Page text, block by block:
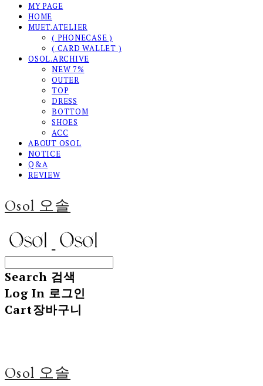
MY PAGE
HOME
MUET.ATELIER
( PHONECASE )
( CARD WALLET )
OSOL.ARCHIVE
NEW 7%
OUTER
TOP
DRESS
BOTTOM
SHOES
ACC
ABOUT OSOL
NOTICE
Q&A
REVIEW
Osol 오솔
Search 검색
Log In 로그인
Cart장바구니
Osol 오솔